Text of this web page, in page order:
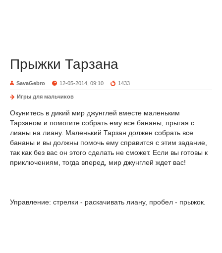
Прыжки Тарзана
SavaGebro 12-05-2014, 09:10 1433
Игры для мальчиков
Окунитесь в дикий мир джунглей вместе маленьким
Тарзаном и помогите собрать ему все бананы, прыгая с
лианы на лиану. Маленький Тарзан должен собрать все
бананы и вы должны помочь ему справится с этим задание,
так как без вас он этого сделать не сможет. Если вы готовы к
приключениям, тогда вперед, мир джунглей ждет вас!
Управление: стрелки - раскачивать лиану, пробел - прыжок.